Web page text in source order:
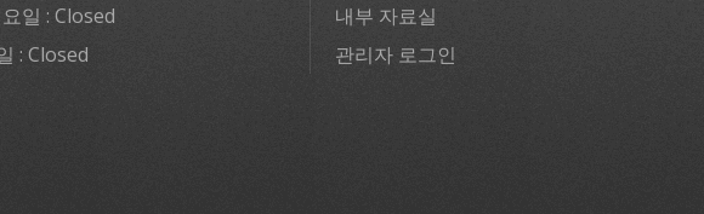
일 : Closed
: Closed
내부 자료실
관리자 로그인